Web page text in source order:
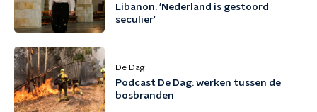
Libanon: 'Nederland is gestoord
seculier'
De Dag
Podcast De Dag: werken tussen de
bosbranden